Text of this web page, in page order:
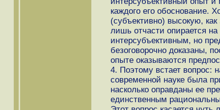
каждого его обоснование.
(субъективно) высокую,
лишь отчасти опирается
интерсубъективным, но
безоговорочно доказаны,
опыте оказываются
4. Поэтому встает вопрос:
современной науке была
насколько оправданы ее
единственным